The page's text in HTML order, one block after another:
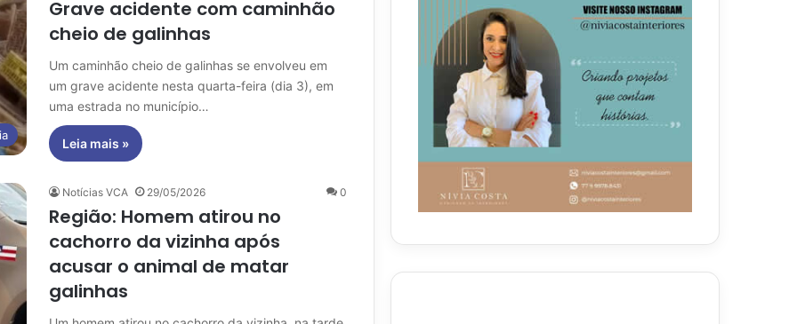
Grave acidente com caminhão
cheio de galinhas
Um caminhão cheio de galinhas se envolveu em
um grave acidente nesta quarta-feira (dia 3), em
uma estrada no município…
Leia mais »
Notícias VCA 29/05/2026 0
Região: Homem atirou no
cachorro da vizinha após
acusar o animal de matar
galinhas